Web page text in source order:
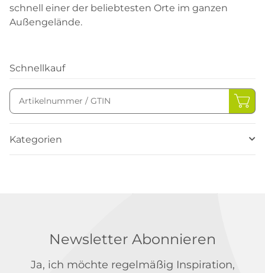
schnell einer der beliebtesten Orte im ganzen
Außengelände.
Schnellkauf
Kategorien
Newsletter Abonnieren
Ja, ich möchte regelmäßig Inspiration,